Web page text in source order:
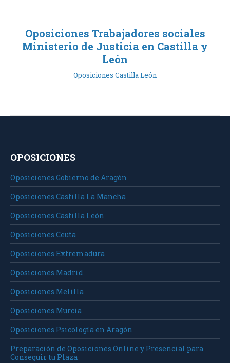
Oposiciones Trabajadores sociales
Ministerio de Justicia en Castilla y
León
Oposiciones Castilla León
OPOSICIONES
Oposiciones Gobierno de Aragón
Oposiciones Castilla La Mancha
Oposiciones Castilla León
Oposiciones Ceuta
Oposiciones Extremadura
Oposiciones Madrid
Oposiciones Melilla
Oposiciones Murcia
Oposiciones Psicología en Aragón
Preparación de Oposiciones Online y Presencial para
Conseguir tu Plaza